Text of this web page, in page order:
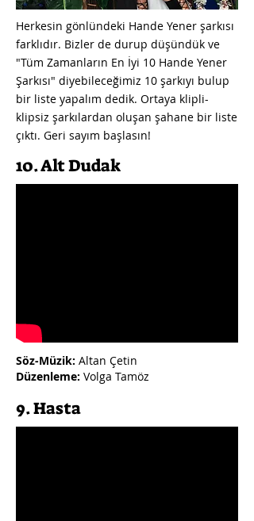
Herkesin gönlündeki Hande Yener şarkısı
farklıdır. Bizler de durup düşündük ve
"Tüm Zamanların En İyi 10 Hande Yener
Şarkısı" diyebileceğimiz 10 şarkıyı bulup
bir liste yapalım dedik. Ortaya klipli-
klipsiz şarkılardan oluşan şahane bir liste
çıktı. Geri sayım başlasın!
10. Alt Dudak
Söz-Müzik: Altan Çetin
Düzenleme: Volga Tamöz
9. Hasta